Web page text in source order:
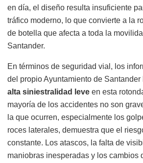
en día, el diseño resulta insuficiente
tráfico moderno, lo que convierte a la
de botella que afecta a toda la
Santander.
En términos de seguridad vial, los
del propio Ayuntamiento de Santander
alta siniestralidad leve en esta
mayoría de los accidentes no son
la que ocurren, especialmente los
roces laterales, demuestra que el
constante. Los atascos, la falta de
maniobras inesperadas y los cambios